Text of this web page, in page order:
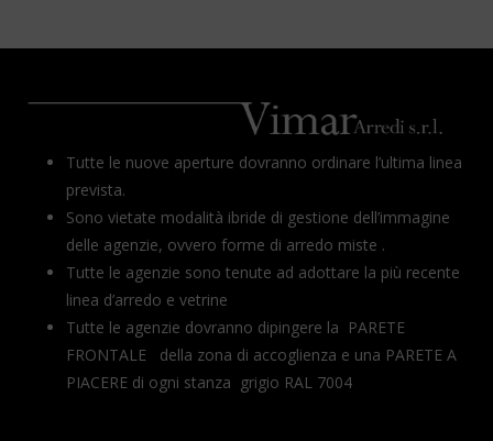
Tutte le nuove aperture dovranno ordinare l’ultima linea
prevista.
Sono vietate modalità ibride di gestione dell’immagine
delle agenzie, ovvero forme di arredo miste .
Tutte le agenzie sono tenute ad adottare la più recente
linea d’arredo e vetrine
Tutte le agenzie dovranno dipingere la PARETE
FRONTALE della zona di accoglienza e una PARETE A
PIACERE di ogni stanza grigio RAL 7004